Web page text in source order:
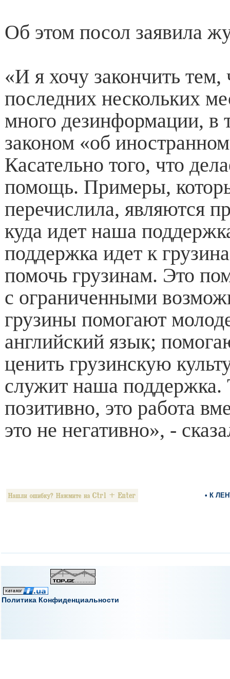
Об этом посол заявила
«И я хочу закончить тем,
последних нескольких
много дезинформации, в
законом «об
Касательно того, что
помощь. Примеры,
перечислила, являются
куда идет ​​наша
поддержка идет к
помочь грузинам. Это
с ограниченными
грузины помогают
английский язык;
ценить грузинскую
служит наша поддержка.
позитивно, это работа
это не негативно», -
• К
Политика Конфиденциальности